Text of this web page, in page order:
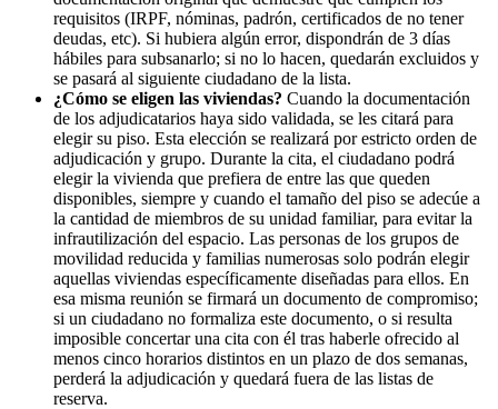
requisitos (IRPF, nóminas, padrón, certificados de no tener
deudas, etc). Si hubiera algún error, dispondrán de 3 días
hábiles para subsanarlo; si no lo hacen, quedarán excluidos y
se pasará al siguiente ciudadano de la lista.
¿Cómo se eligen las viviendas? Cuando la documentación
de los adjudicatarios haya sido validada, se les citará para
elegir su piso. Esta elección se realizará por estricto orden de
adjudicación y grupo. Durante la cita, el ciudadano podrá
elegir la vivienda que prefiera de entre las que queden
disponibles, siempre y cuando el tamaño del piso se adecúe a
la cantidad de miembros de su unidad familiar, para evitar la
infrautilización del espacio. Las personas de los grupos de
movilidad reducida y familias numerosas solo podrán elegir
aquellas viviendas específicamente diseñadas para ellos. En
esa misma reunión se firmará un documento de compromiso;
si un ciudadano no formaliza este documento, o si resulta
imposible concertar una cita con él tras haberle ofrecido al
menos cinco horarios distintos en un plazo de dos semanas,
perderá la adjudicación y quedará fuera de las listas de
reserva.